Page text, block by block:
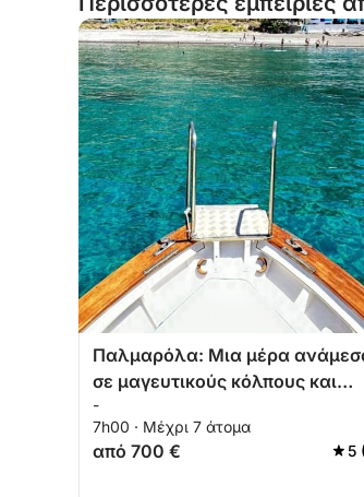
Παλμαρόλα: Μια μέρα
σε μαγευτικούς κόλπους και
μεγαλοπρεπή Φαραγιόνι
-
7h00 · Μέχρι 7 άτομα
από 700 € 5